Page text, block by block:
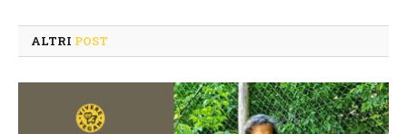
ALTRI POST